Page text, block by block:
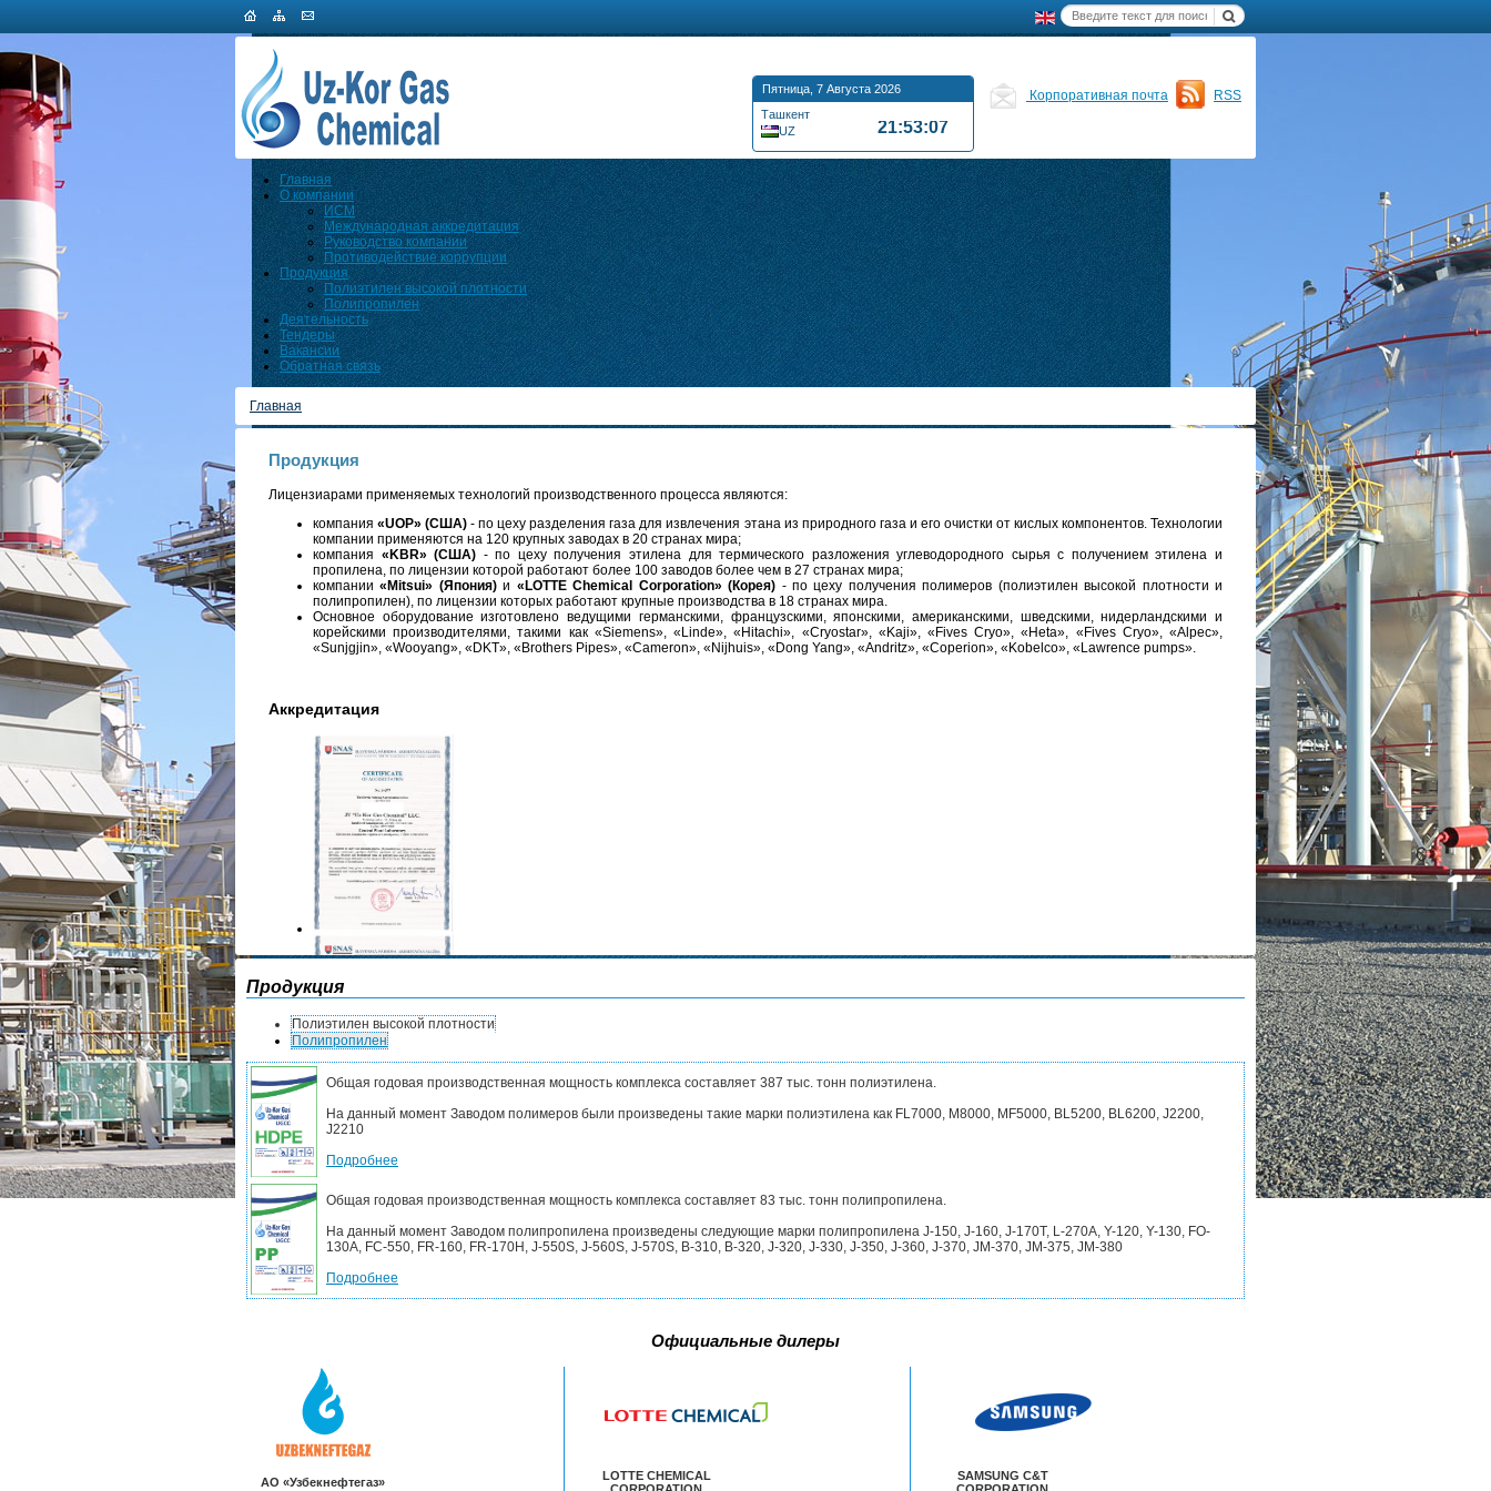
Пятница, 7 Августа 2026
Ташкент
UZ
21:53:07
RSS
Корпоративная почта
Главная
О компании
ИСМ
Международная аккредитация
Руководство компании
Противодействие коррупции
Продукция
Полиэтилен высокой плотности
Полипропилен
Деятельность
Тендеры
Вакансии
Обратная связь
Главная
Продукция
Лицензиарами применяемых технологий производственного процесса являются:
компания«UOP» (США) - по цеху разделения газа для извлечения этана из природного газа и его очистки от кислых компонентов. Технологии
компании применяются на 120 крупных заводах в 20 странах мира;
компания «KBR» (США) - по цеху получения этилена для термического разложения углеводородного сырья с получением этилена и
пропилена, по лицензии которой работают более 100 заводов более чем в 27 странах мира;
компании«Mitsui» (Япония)и «LOTTE Chemical Corporation» (Корея) - по цеху получения полимеров (полиэтилен высокой плотности и
полипропилен), по лицензии которых работают крупные производства в 18 странах мира.
Основное оборудование изготовлено ведущими германскими, французскими, японскими, американскими, шведскими, нидерландскими и
корейскими производителями, такими как «Siemens», «Linde», «Hitachi», «Cryostar», «Kaji», «Fives Cryo», «Heta», «Fives Cryo», «Alpec»,
«Sunjgjin», «Wooyang», «DKT», «Brothers Pipes», «Cameron», «Nijhuis», «Dong Yang», «Andritz», «Coperion», «Kobelco», «Lawrence pumps».
Аккредитация
Продукция
Полиэтилен высокой плотности
Полипропилен
Общая годовая производственная мощность комплекса составляет 387 тыс. тонн полиэтилена.
На данный момент Заводом полимеров были произведены такие марки полиэтилена как FL7000, M8000, MF5000, BL5200, BL6200, J2200,
J2210
Подробнее
Общая годовая производственная мощность комплекса составляет 83 тыс. тонн полипропилена.
На данный момент Заводом полипропилена произведены следующие марки полипропилена J-150, J-160, J-170T, L-270A, Y-120, Y-130, FO-
130A, FC-550, FR-160, FR-170H, J-550S, J-560S, J-570S, B-310, B-320, J-320, J-330, J-350, J-360, J-370, JM-370, JM-375, JM-380
Подробнее
Официальные дилеры
AO «Узбекнефтегаз»
LOTTE CHEMICAL
SAMSUNG C&T